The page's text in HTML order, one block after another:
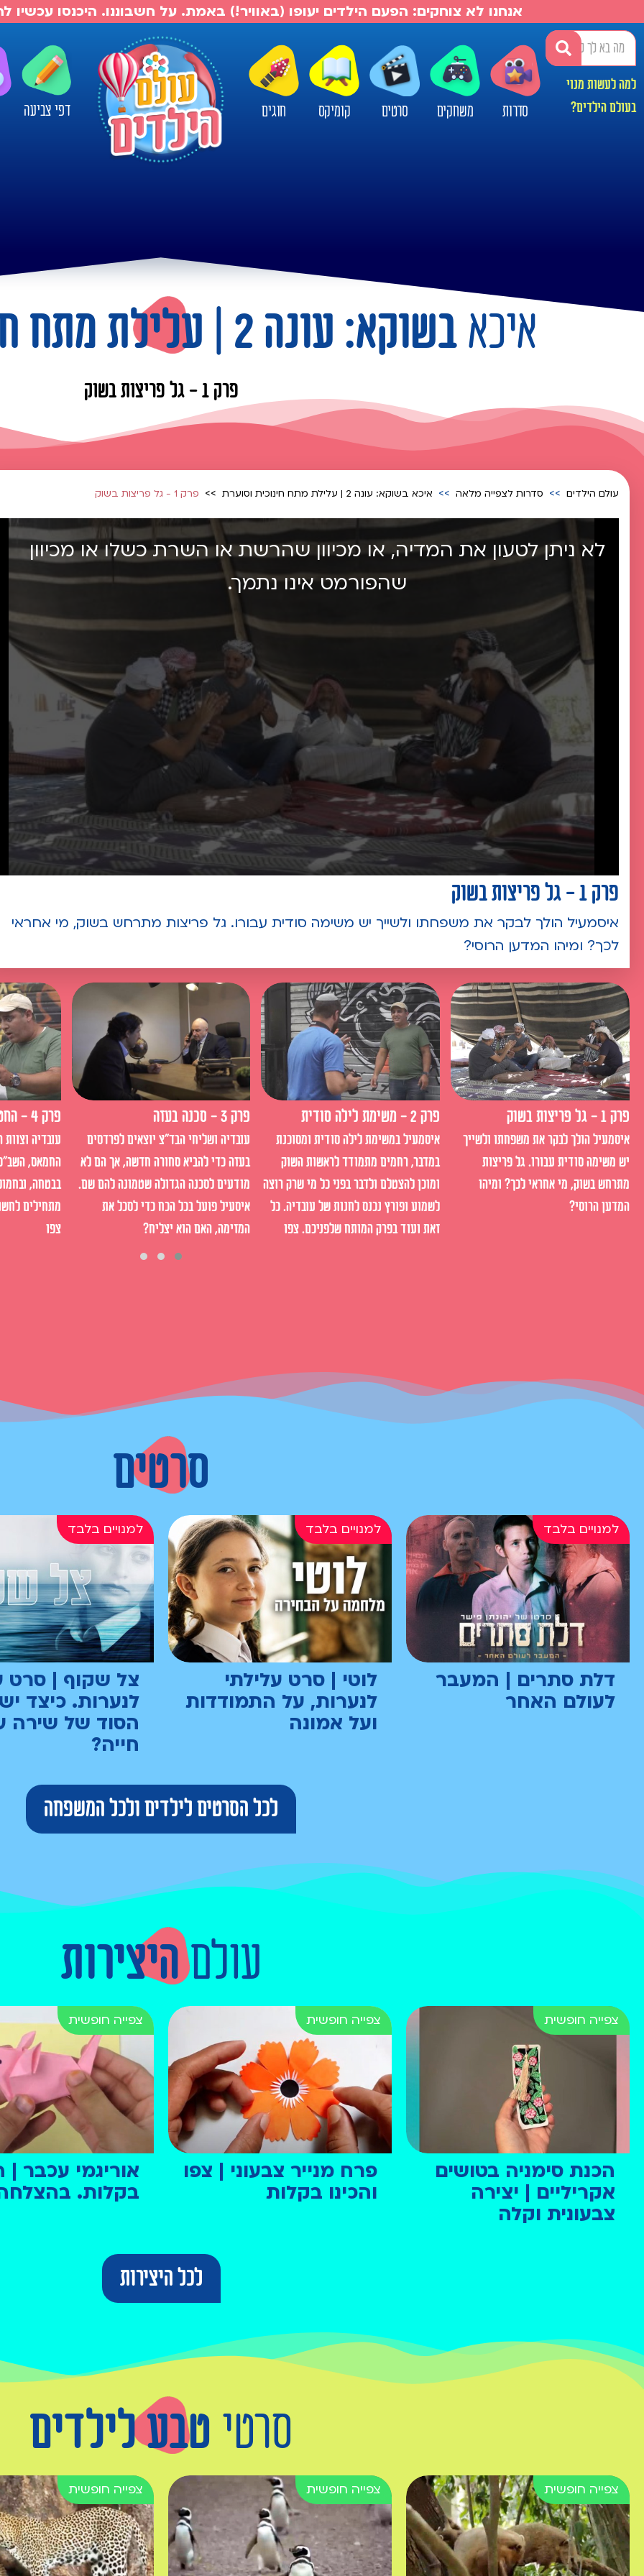
אנחנו לא צוחקים: הפעם הילדים יעופו (באוויר!) באמת. על חשבוננו. היכנסו עכשיו
למה לעשות מנוי
בעולם הילדים?
סדרות משחקים סרטים קומיקס חוגים דפי צביעה
איכאבשוקא: עונה 2 | עלילת מתח חינוכית וסוערת
פרק 1 - גל פריצות בשוק
עולם הילדים סדרות לצפייה מלאה איכא בשוקא: עונה 2 | עלילת מתח חינוכית וסוערת פרק 1 - גל פריצות בשוק
לא ניתן לטעון את המדיה, או מכיוון שהרשת או השרת כשלו או מכיוון
שהפורמט אינו נתמך.
פרק 1 - גל פריצות בשוק
איסמעיל הולך לבקר את משפחתו ולשייך יש משימה סודית עבורו. גל פריצות מתרחש בשוק, מי אחראי
לכך? ומיהו המדען הרוסי?
פרק 1 - גל פריצות בשוק
איסמעיל הולך לבקר את משפחתו ולשייך
יש משימה סודית עבורו. גל פריצות
מתרחש בשוק, מי אחראי לכך? ומיהו
המדען הרוסי?
פרק 2 - משימת לילה סודית
איסמעיל במשימת לילה סודית ומסוכנת
במדבר, רחמים מתמודד לראשות השוק
ומוכן להצטלם ולדבר בפני כל מי שרק רוצה
לשמוע ופורץ נכנס לחנות של עובדיה. כל
זאת ועוד בפרק המותח שלפניכם. צפו
פרק 3 - סכנה בעזה
עובדיה ושליחי הבד"צ יוצאים לפרדסים
בעזה כדי להביא סחורה חדשה, אך הם לא
מודעים לסכנה הגדולה שטמונה להם שם.
איסעיל פועל בכל הכח כדי לסכל את
המזימה, האם הוא יצליח?
פרק 4 - החטיפה
עובדיה
החמאס,
בבטחה,
מתחילים
צפו
סרטים
דלת סתרים | המעבר
לעולם האחר
לוטי | סרט עלילתי
לנערות, על התמודדות
ועל אמונה
צל שקוף | סרט
לנערות. כיצד
הסוד של שירה
חייה?
לכל הסרטים לילדים ולכל המשפחה
עולםהיצירות
הכנת סימניה בטושים
אקריליים | יצירה
צבעונית וקלה
פרח מנייר צבעוני | צפו
והכינו בקלות
אוריגמי עכבר |
בקלות.
לכל היצירות
סרטי טבע לילדים